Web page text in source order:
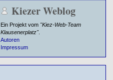
Kiezer Weblog
Ein Projekt vom "Kiez-Web-Team
Klausenerplatz".
Autoren
Impressum